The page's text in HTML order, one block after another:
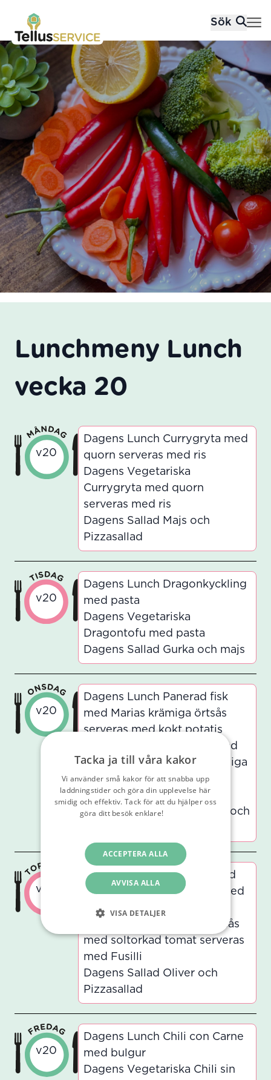
Hoppa till innehåll
Tellusfood Sök
Lunchmeny Lunch
vecka 20
v20
Dagens Lunch Currygryta med
quorn serveras med ris
Dagens Vegetariska
Currygryta med quorn
serveras med ris
Dagens Sallad Majs och
Pizzasallad
v20
Dagens Lunch Dragonkyckling
med pasta
Dagens Vegetariska
Dragontofu med pasta
Dagens Sallad Gurka och majs
v20
Dagens Lunch Panerad fisk
med Marias krämiga örtsås
serveras med kokt potatis
Dagens Vegetariska Panerad
kikärtsbiff med Marias krämiga
örtsås serveras med kokt
potatis
Dagens Sallad Gröna Ärtor och
v20
Dagens Lunch Pastasås med
soltorkad tomat serveras med
Fusilli
Dagens Vegetariska Pastasås
med soltorkad tomat serveras
med Fusilli
Dagens Sallad Oliver och
Pizzasallad
v20
Dagens Lunch Chili con Carne
med bulgur
Dagens Vegetariska Chili sin
Tacka ja till våra kakor
Vi använder små kakor för att snabba upp
laddningstider och göra din upplevelse här
smidig och effektiv. Tack för att du hjälper oss
göra ditt besök enklare!
ACCEPTERA ALLA
AVVISA ALLA
VISA DETALJER